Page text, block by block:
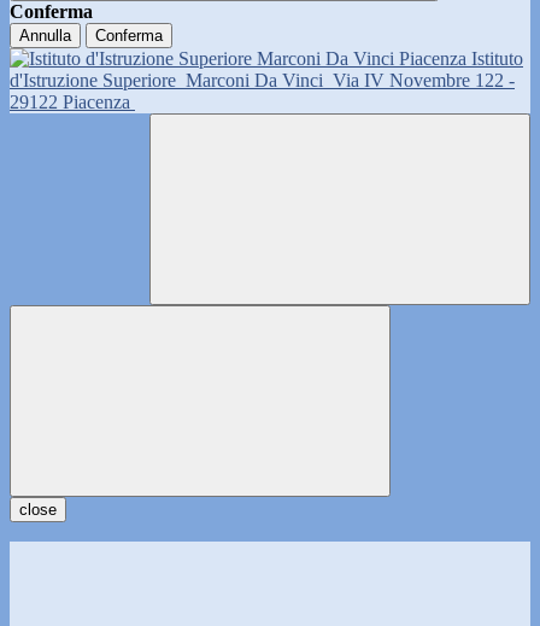
Conferma
Annulla Conferma
Istituto
d'Istruzione Superiore Marconi Da Vinci Via IV Novembre 122 -
29122 Piacenza
close